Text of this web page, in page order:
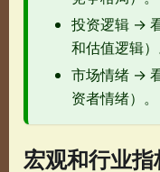
投资逻辑 →
和估值逻辑）
市场情绪 →
资者情绪）。
宏观和行业指